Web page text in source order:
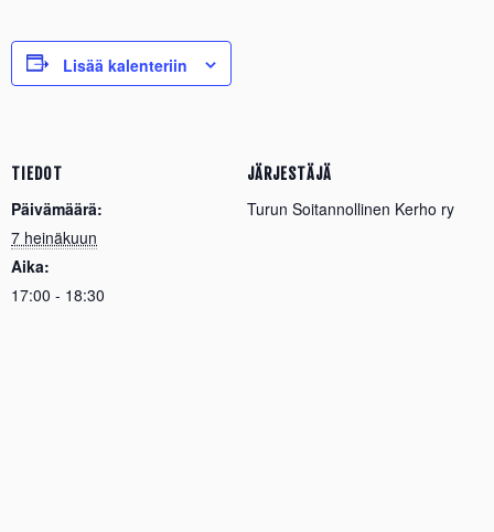
Lisää kalenteriin
TIEDOT
Päivämäärä:
7 heinäkuun
Aika:
17:00 - 18:30
JÄRJESTÄJÄ
Turun Soitannollinen Kerho ry